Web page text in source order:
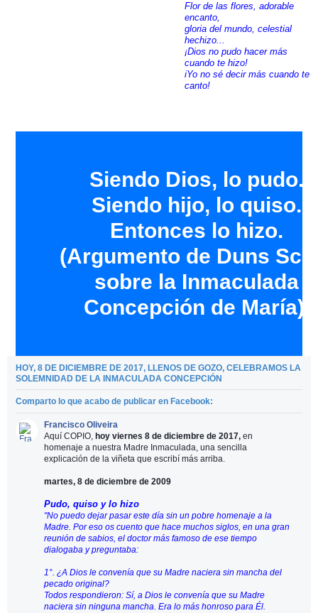
Flor de las flores, adorable
encanto,
gloria del mundo, celestial
hechizo...
¡Dios no pudo hacer más
cuando te hizo!
iYo no sé decir más cuando te
canto!
Siendo Dios, lo pudo.
Siendo hijo, lo quiso.
Entonces lo hizo.
(Argumento de Duns
sobre la Inmaculada
Concepción de María).
HOY, 8 DE DICIEMBRE DE 2017, LLENOS DE GOZO, CELEBRAMOS LA
SOLEMNIDAD DE LA INMACULADA CONCEPCIÓN
Comparto lo que acabo de publicar en Facebook:
Francisco Oliveira
Aquí COPIO, hoy viernes 8 de diciembre de 2017, en
homenaje a nuestra Madre Inmaculada, una sencilla
explicación de la viñeta que escribí más arriba.
martes, 8 de diciembre de 2009
Pudo, quiso y lo hizo
"No puedo dejar pasar este día sin un pobre homenaje a la
Madre. Por eso os cuento que hace muchos siglos, en una gran
reunión de sabios, el doctor más famoso de ese tiempo
dialogaba y preguntaba:
1°. ¿A Dios le convenía que su Madre naciera sin mancha del
pecado original?
Todos respondieron: Sí, a Dios le convenía que su Madre
naciera sin ninguna mancha. Era lo más honroso para Él.